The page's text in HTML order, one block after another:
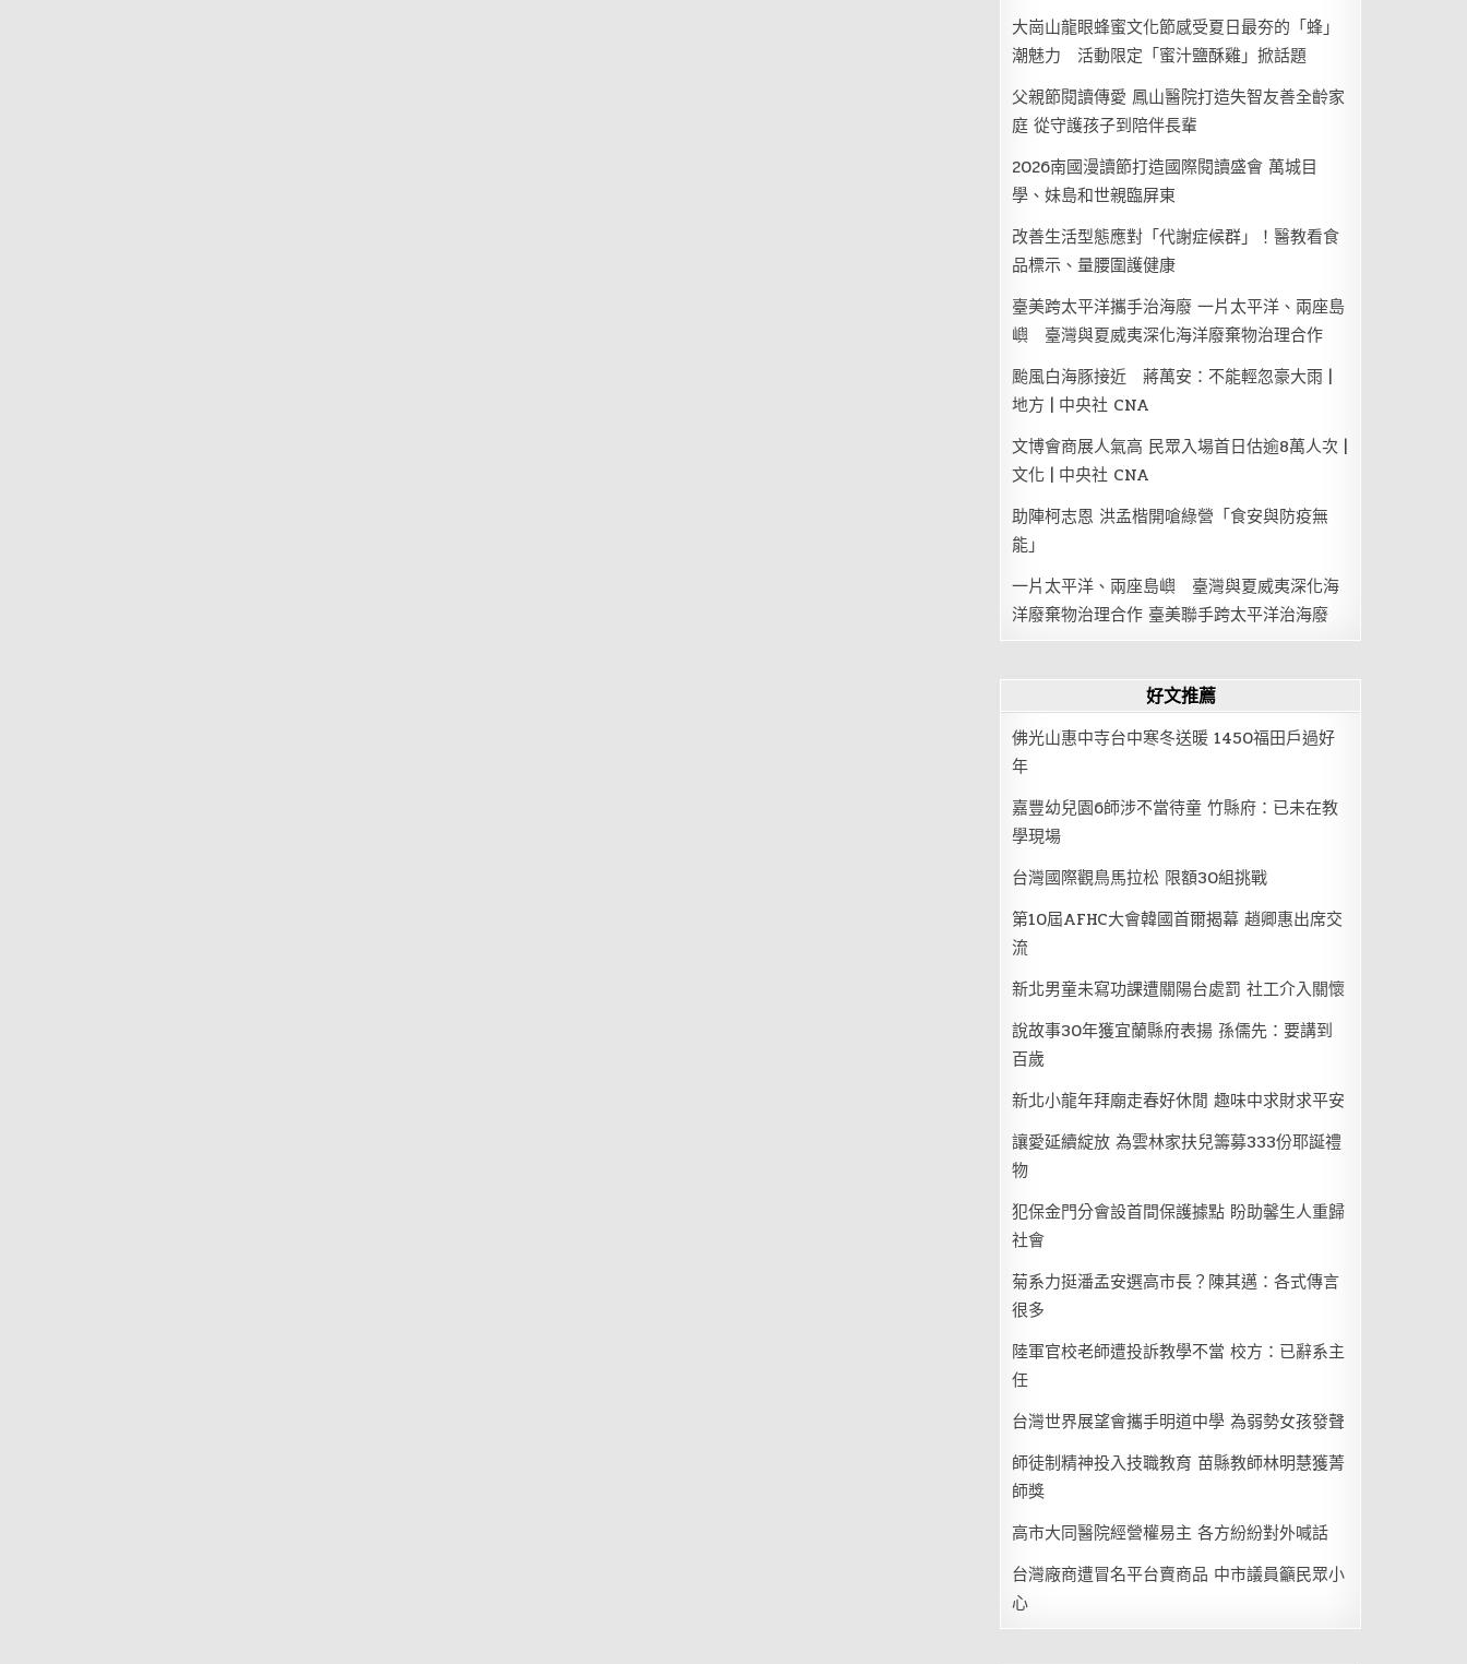
大崗山龍眼蜂蜜文化節感受夏日最夯的「蜂」
潮魅力 活動限定「蜜汁鹽酥雞」掀話題
父親節閱讀傳愛 鳳山醫院打造失智友善全齡家
庭 從守護孩子到陪伴長輩
2026南國漫讀節打造國際閱讀盛會 萬城目
學、妹島和世親臨屏東
改善生活型態應對「代謝症候群」！醫教看食
品標示、量腰圍護健康
臺美跨太平洋攜手治海廢 一片太平洋、兩座島
嶼 臺灣與夏威夷深化海洋廢棄物治理合作
颱風白海豚接近 蔣萬安：不能輕忽豪大雨 |
地方 | 中央社 CNA
文博會商展人氣高 民眾入場首日估逾8萬人次 |
文化 | 中央社 CNA
助陣柯志恩 洪孟楷開嗆綠營「食安與防疫無
能」
一片太平洋、兩座島嶼 臺灣與夏威夷深化海
洋廢棄物治理合作 臺美聯手跨太平洋治海廢
好文推薦
佛光山惠中寺台中寒冬送暖 1450福田戶過好
年
嘉豐幼兒園6師涉不當待童 竹縣府：已未在教
學現場
台灣國際觀鳥馬拉松 限額30組挑戰
第10屆AFHC大會韓國首爾揭幕 趙卿惠出席交
流
新北男童未寫功課遭關陽台處罰 社工介入關懷
說故事30年獲宜蘭縣府表揚 孫儒先：要講到
百歲
新北小龍年拜廟走春好休閒 趣味中求財求平安
讓愛延續綻放 為雲林家扶兒籌募333份耶誕禮
物
犯保金門分會設首間保護據點 盼助馨生人重歸
社會
菊系力挺潘孟安選高市長？陳其邁：各式傳言
很多
陸軍官校老師遭投訴教學不當 校方：已辭系主
任
台灣世界展望會攜手明道中學 為弱勢女孩發聲
師徒制精神投入技職教育 苗縣教師林明慧獲菁
師獎
高市大同醫院經營權易主 各方紛紛對外喊話
台灣廠商遭冒名平台賣商品 中市議員籲民眾小
心